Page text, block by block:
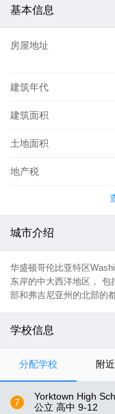
基本信息
房屋地址
建筑年代
建筑面积
土地面积
地产税
城市介绍
华盛顿哥伦比亚特区
东岸的中大西洋地区， 包
部和弗吉尼亚州的北部的
学校信息
分配学校 附
7
Yorktown High
公立 高中 9-12